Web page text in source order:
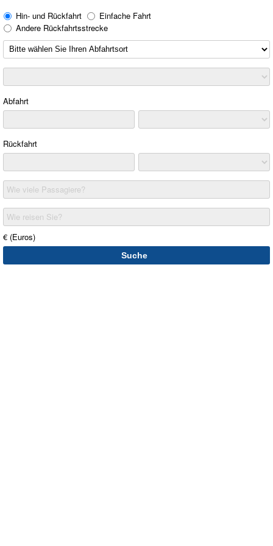
Hin- und Rückfahrt
Einfache Fahrt
Andere Rückfahrtsstrecke
Abfahrt
Rückfahrt
Wie viele Passagiere?
Wie reisen Sie?
€ (Euros)
Suche